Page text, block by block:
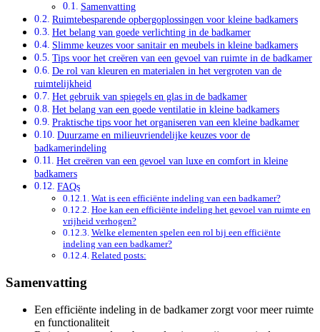
Samenvatting
Ruimtebesparende opbergoplossingen voor kleine badkamers
Het belang van goede verlichting in de badkamer
Slimme keuzes voor sanitair en meubels in kleine badkamers
Tips voor het creëren van een gevoel van ruimte in de badkamer
De rol van kleuren en materialen in het vergroten van de
ruimtelijkheid
Het gebruik van spiegels en glas in de badkamer
Het belang van een goede ventilatie in kleine badkamers
Praktische tips voor het organiseren van een kleine badkamer
Duurzame en milieuvriendelijke keuzes voor de
badkamerindeling
Het creëren van een gevoel van luxe en comfort in kleine
badkamers
FAQs
Wat is een efficiënte indeling van een badkamer?
Hoe kan een efficiënte indeling het gevoel van ruimte en
vrijheid verhogen?
Welke elementen spelen een rol bij een efficiënte
indeling van een badkamer?
Related posts:
Samenvatting
Een efficiënte indeling in de badkamer zorgt voor meer ruimte
en functionaliteit